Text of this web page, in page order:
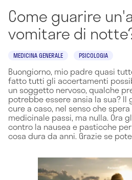
Come guarire
vomitare di
MEDICINA GENERALE PSICOLOGIA
Buongiorno, mio padre quasi
fatto tutti gli accertamenti
un soggetto nervoso, qualche
potrebbe essere ansia la sua?
cure a caso, nel senso che
medicinale passi, ma nulla. Ora
contro la nausea e pasticche
cosa dura da anni. Grazie se